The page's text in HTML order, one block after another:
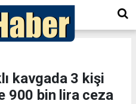
kavgada 3 kişi
900 bin lira ceza